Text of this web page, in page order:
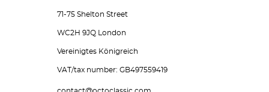
71-75 Shelton Street
WC2H 9JQ London
Vereinigtes Königreich
VAT/tax number: GB497559419